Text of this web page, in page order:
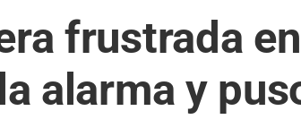
frustrada
alarma y